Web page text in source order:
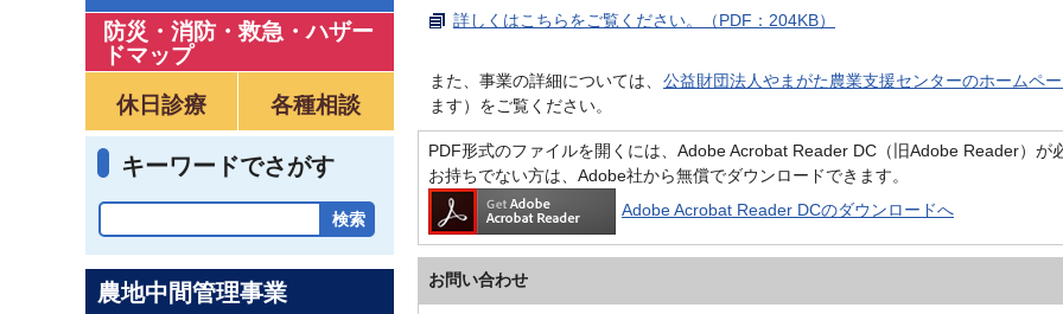
防災・消防・救急 ・ハザー
ドマップ
休日診療
各種相談
キーワードでさがす
詳しくはこちらをご覧ください。（PDF：204KB）
また、事業の詳細については、 公益財団法人やまがた農業支援センターのホームペー
ます）をご覧ください。
PDF形式のファイルを開くには、Adobe Acrobat Reader DC（旧Adobe Reader）が
お持ちでない方は、Adobe社から無償でダウンロードできます。
Adobe Acrobat Reader DCのダウンロードへ
お問い合わせ
農地中間管理事業